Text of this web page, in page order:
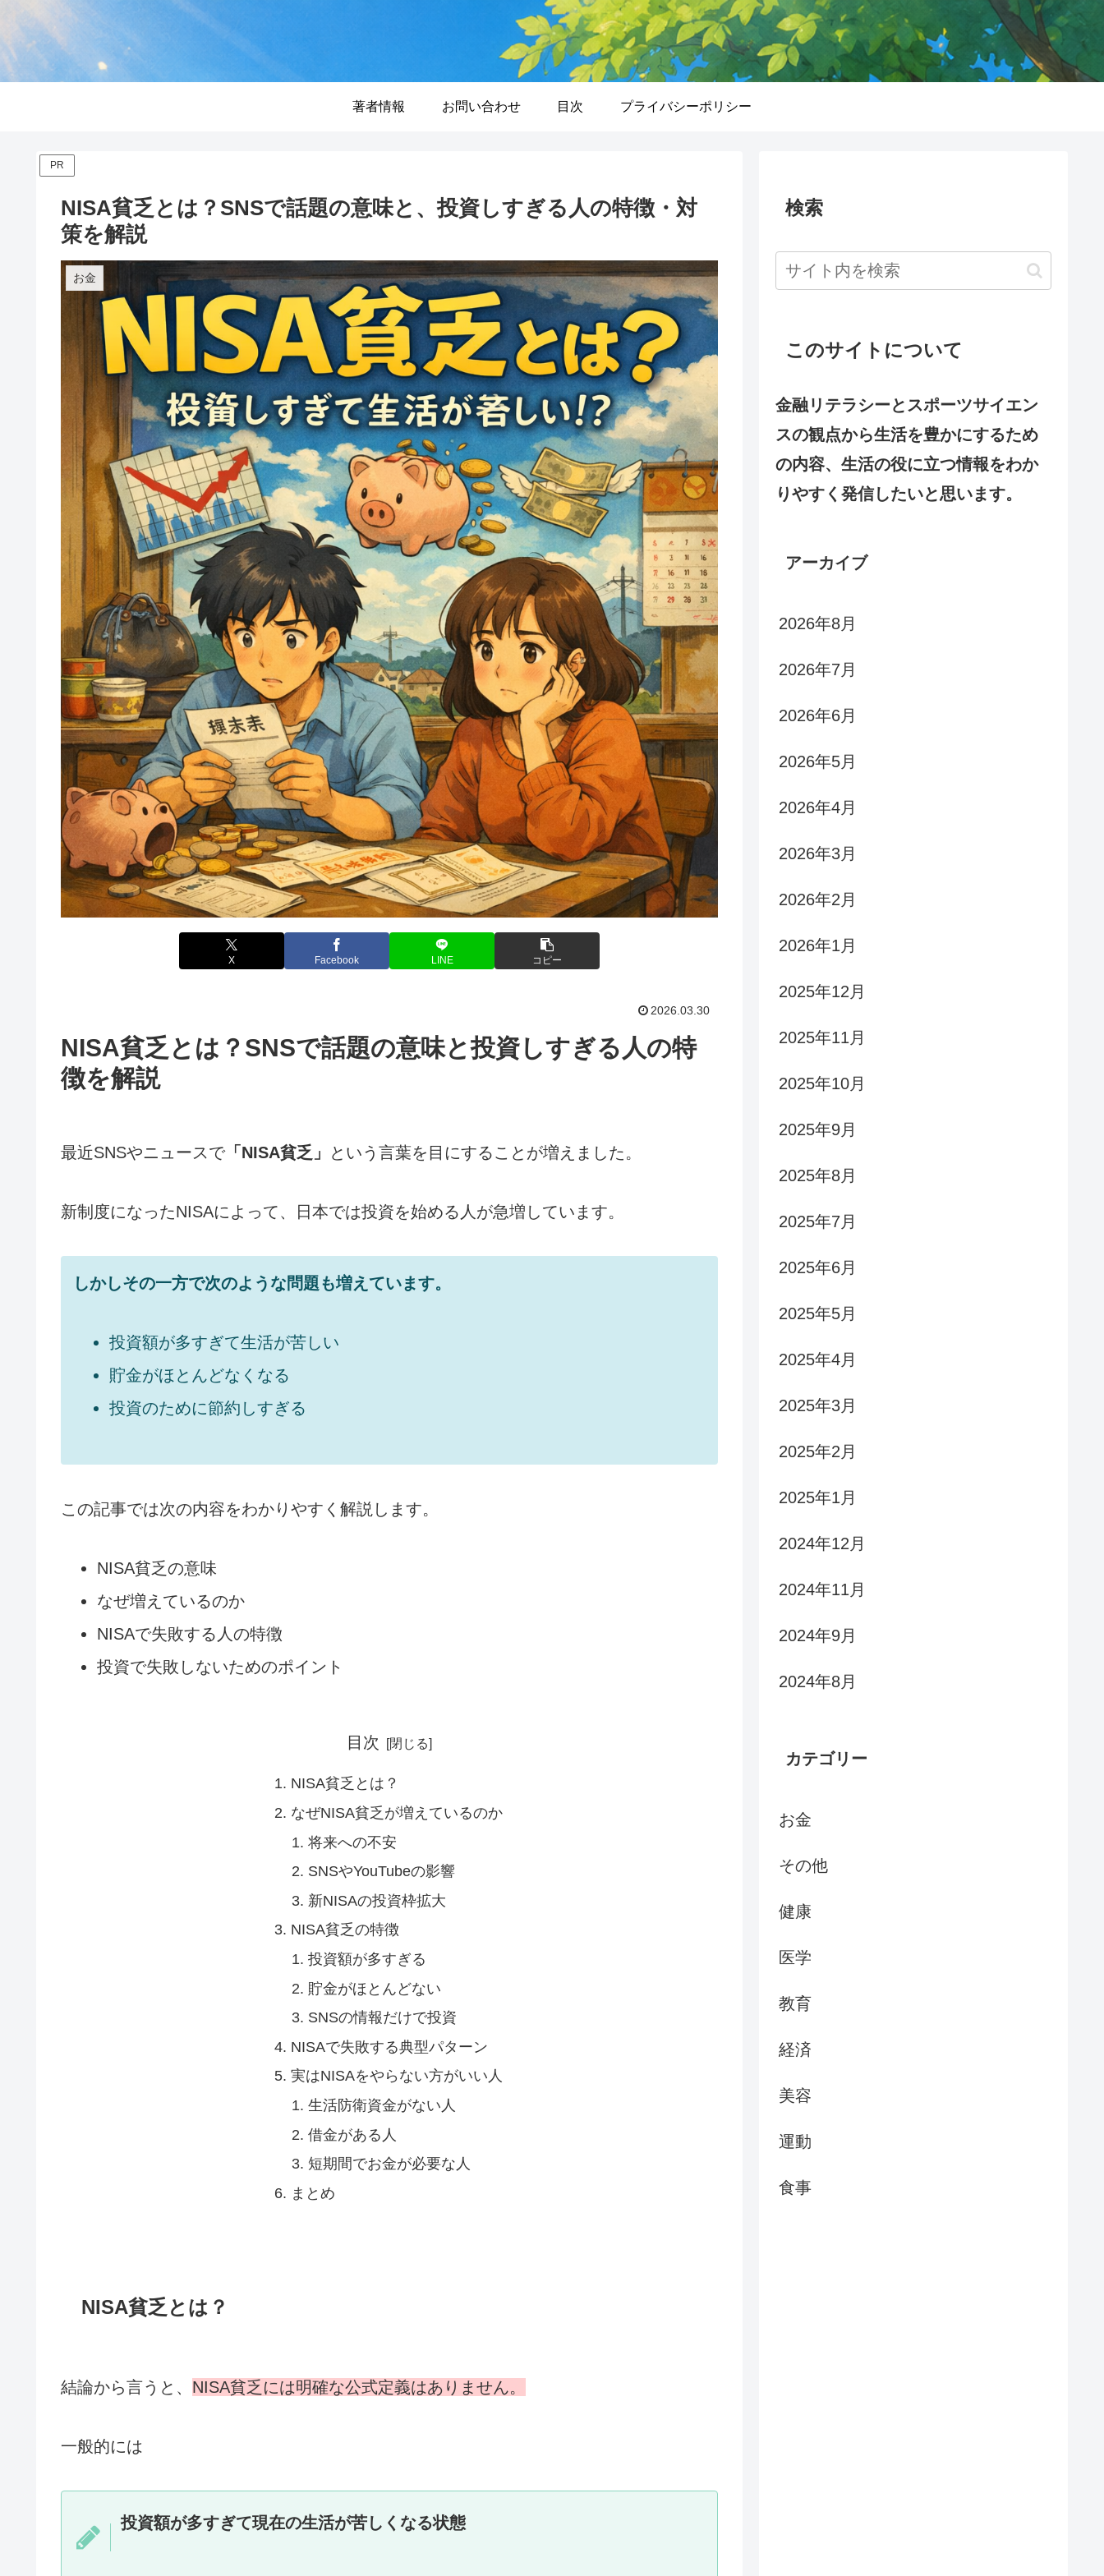
著者情報 お問い合わせ 目次 プライバシーポリシー
PR
NISA貧乏とは？SNSで話題の意味と、投資しすぎる人の特徴・対
策を解説
お金
X Facebook LINE コピー
2026.03.30
NISA貧乏とは？SNSで話題の意味と投資しすぎる人の特
徴を解説
最近SNSやニュースで「NISA貧乏」 という言葉を目にすることが増えました。
新制度になったNISAによって、日本では投資を始める人が急増しています。
しかしその一方で次のような問題も増えています。
投資額が多すぎて生活が苦しい
貯金がほとんどなくなる
投資のために節約しすぎる
この記事では次の内容をわかりやすく解説します。
NISA貧乏の意味
なぜ増えているのか
NISAで失敗する人の特徴
投資で失敗しないためのポイント
目次
NISA貧乏とは？
なぜNISA貧乏が増えているのか
将来への不安
SNSやYouTubeの影響
新NISAの投資枠拡大
NISA貧乏の特徴
投資額が多すぎる
貯金がほとんどない
SNSの情報だけで投資
NISAで失敗する典型パターン
実はNISAをやらない方がいい人
生活防衛資金がない人
借金がある人
短期間でお金が必要な人
まとめ
NISA貧乏とは？
結論から言うと、 NISA貧乏には明確な公式定義はありません。
一般的には
投資額が多すぎて現在の生活が苦しくなる状態
検索
このサイトについて
金融リテラシーとスポーツサイエン
スの観点から生活を豊かにするため
の内容、生活の役に立つ情報をわか
りやすく発信したいと思います。
アーカイブ
2026年8月
2026年7月
2026年6月
2026年5月
2026年4月
2026年3月
2026年2月
2026年1月
2025年12月
2025年11月
2025年10月
2025年9月
2025年8月
2025年7月
2025年6月
2025年5月
2025年4月
2025年3月
2025年2月
2025年1月
2024年12月
2024年11月
2024年9月
2024年8月
カテゴリー
お金
その他
健康
医学
教育
経済
美容
運動
食事